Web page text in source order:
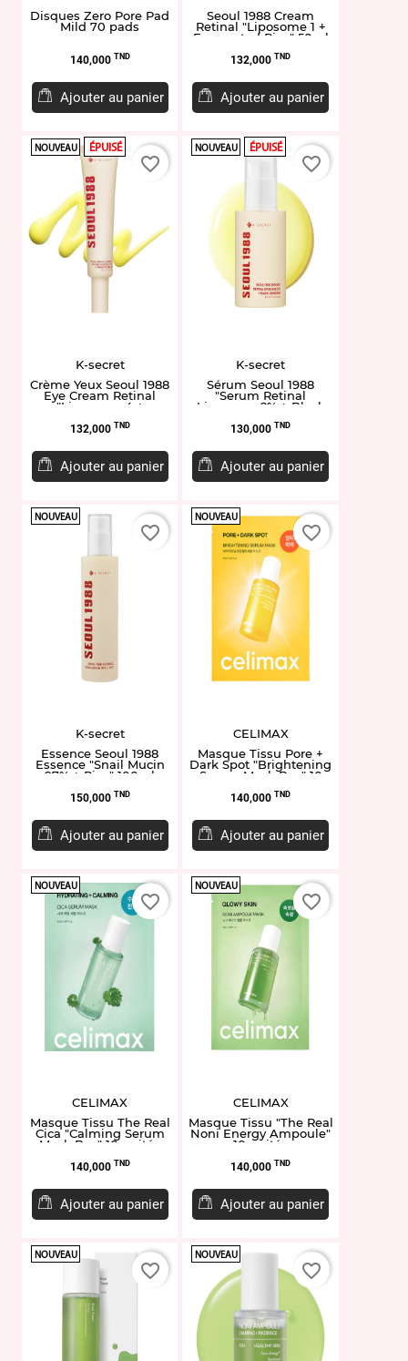
Disques Zero Pore Pad
Mild 70 pads
Prix
140,000 TND
Ajouter au panier
Seoul 1988 Cream
Retinal "Liposome 1 +
Fermented Rice" 50ml
Prix
132,000 TND
Ajouter au panier
NOUVEAU ÉPUISÉ
K-secret
Crème Yeux Seoul 1988
Eye Cream Retinal
"Liposome 4 +
Prix
132,000 TND
Ajouter au panier
favorite_border
NOUVEAU ÉPUISÉ
K-secret
Sérum Seoul 1988
"Serum Retinal
Liposome 2% + Black
Prix
130,000 TND
Ajouter au panier
favorite_border
NOUVEAU
K-secret
Essence Seoul 1988
Essence "Snail Mucin
97% + Rice" 100ml
Prix
150,000 TND
Ajouter au panier
favorite_border
NOUVEAU
CELIMAX
Masque Tissu Pore +
Dark Spot "Brightening
Serum Mask Box" 10
Prix
140,000 TND
Ajouter au panier
favorite_border
NOUVEAU
CELIMAX
Masque Tissu The Real
Cica "Calming Serum
Mask Box" 10 unités
Prix
140,000 TND
Ajouter au panier
favorite_border
NOUVEAU
CELIMAX
Masque Tissu "The Real
Noni Energy Ampoule"
10 unités
Prix
140,000 TND
Ajouter au panier
favorite_border
NOUVEAU
favorite_border
NOUVEAU
favorite_border